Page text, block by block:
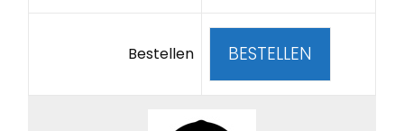
Bestellen BESTELLEN